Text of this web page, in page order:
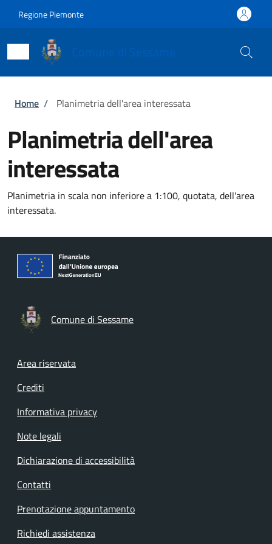
Regione Piemonte
Briciole di pane
Home / Planimetria dell'area interessata
Planimetria dell'area
interessata
Planimetria in scala non inferiore a 1:100, quotata, dell'area
interessata.
Comune di Sessame
Footer menu
Area riservata
Crediti
Informativa privacy
Note legali
Dichiarazione di accessibilità
Contatti
Prenotazione appuntamento
Richiedi assistenza